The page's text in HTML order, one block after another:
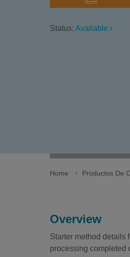
Status: Available
Home Productos De
Overview
Starter method details
processing completed